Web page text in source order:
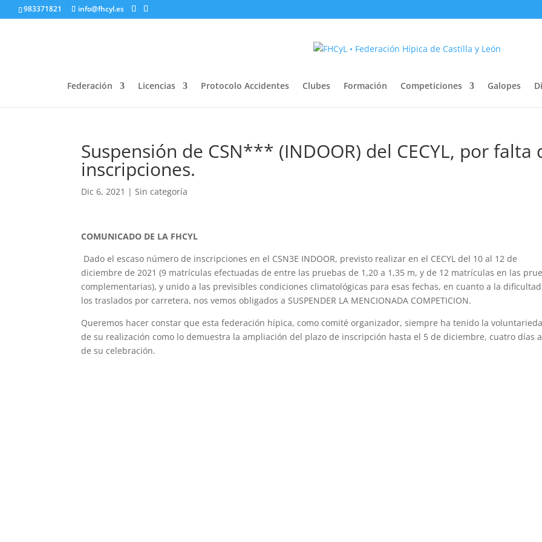
983371821 info@fhcyl.es
Federación Licencias Protocolo Accidentes Clubes Formación Competiciones Galopes
Suspensión de CSN*** (INDOOR) del CECYL, por falta
inscripciones.
Dic 6, 2021 |Sin categoría
COMUNICADO DE LA FHCYL
Dado el escaso número de inscripciones en el CSN3E INDOOR, previsto realizar en el CECYL del 10 al 12 de
diciembre de 2021 (9 matrículas efectuadas de entre las pruebas de 1,20 a 1,35 m, y de 12 matrículas en las
complementarias), y unido a las previsibles condiciones climatológicas para esas fechas, en cuanto a la
los traslados por carretera, nos vemos obligados a SUSPENDER LA MENCIONADA COMPETICION.
Queremos hacer constar que esta federación hípica, como comité organizador, siempre ha tenido la
de su realización como lo demuestra la ampliación del plazo de inscripción hasta el 5 de diciembre, cuatro días
de su celebración.